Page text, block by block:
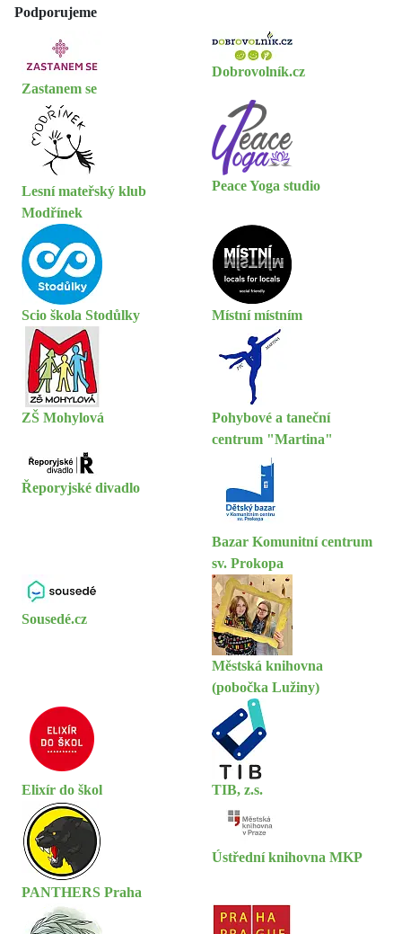
Podporujeme
Zastanem se
Dobrovolník.cz
Lesní mateřský klub
Modřínek
Peace Yoga studio
Scio škola Stodůlky Místní místním
ZŠ Mohylová
Pohybové a taneční
centrum "Martina"
Řeporyjské divadlo
Bazar Komunitní centrum
sv. Prokopa
Sousedé.cz
Městská knihovna
(pobočka Lužiny)
Elixír do škol TIB, z.s.
PANTHERS Praha
Ústřední knihovna MKP